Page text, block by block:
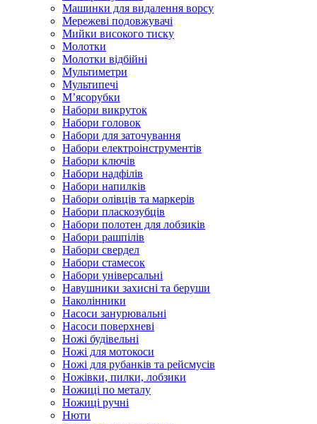
Машинки для видалення ворсу
Мережеві подовжувачі
Мийки високого тиску
Молотки
Молотки відбійні
Мультиметри
Мультипечі
М’ясорубки
Набори викруток
Набори головок
Набори для заточування
Набори електроінструментів
Набори ключів
Набори надфілів
Набори напилків
Набори олівців та маркерів
Набори пласкозубців
Набори полотен для лобзиків
Набори рашпілів
Набори свердел
Набори стамесок
Набори універсальні
Навушники захисні та беруши
Наколінники
Насоси занурювальні
Насоси поверхневі
Ножі будівельні
Ножі для мотокоси
Ножі для рубанків та рейсмусів
Ножівки, пилки, лобзики
Ножиці по металу
Ножиці ручні
Нюти